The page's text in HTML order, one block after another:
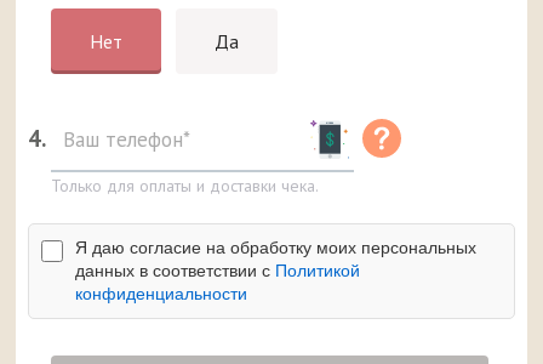
Нет Да
4.
Только для оплаты и доставки чека.
Я даю согласие на обработку моих персональных
данных в соответствии с Политикой
конфиденциальности